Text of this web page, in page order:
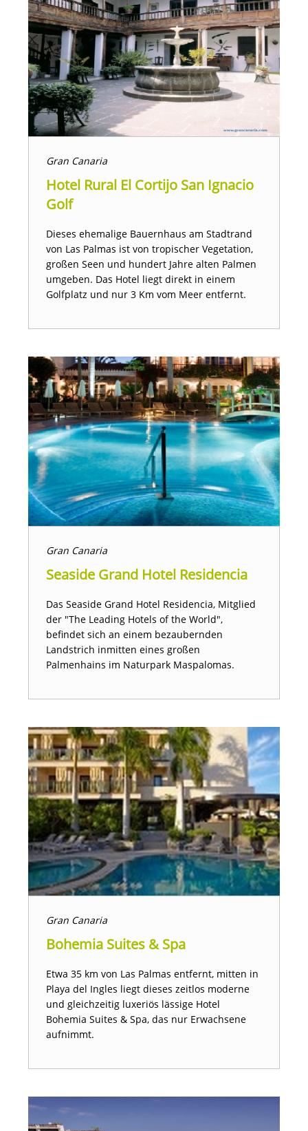
Gran Canaria
Hotel Rural El Cortijo San Ignacio
Golf
Dieses ehemalige Bauernhaus am Stadtrand
von Las Palmas ist von tropischer Vegetation,
großen Seen und hundert Jahre alten Palmen
umgeben. Das Hotel liegt direkt in einem
Golfplatz und nur 3 Km vom Meer entfernt.
Gran Canaria
Seaside Grand Hotel Residencia
Das Seaside Grand Hotel Residencia, Mitglied
der "The Leading Hotels of the World",
befindet sich an einem bezaubernden
Landstrich inmitten eines großen
Palmenhains im Naturpark Maspalomas.
Gran Canaria
Bohemia Suites & Spa
Etwa 35 km von Las Palmas entfernt, mitten in
Playa del Ingles liegt dieses zeitlos moderne
und gleichzeitig luxeriös lässige Hotel
Bohemia Suites & Spa, das nur Erwachsene
aufnimmt.